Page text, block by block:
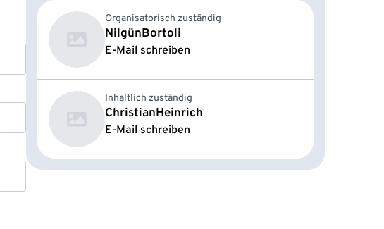
Organisatorisch zuständig
NilgünBortoli
E-Mail schreiben
Inhaltlich zuständig
ChristianHeinrich
E-Mail schreiben